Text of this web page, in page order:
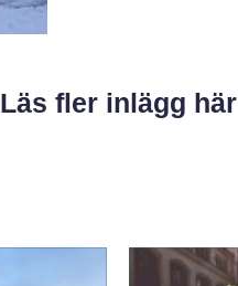
Läs fler inlägg här